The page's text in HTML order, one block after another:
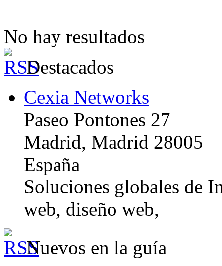
No hay resultados
Destacados
Cexia Networks
Paseo Pontones 27
Madrid, Madrid 28005
España
Soluciones globales de
web, diseño web,
Nuevos en la guía